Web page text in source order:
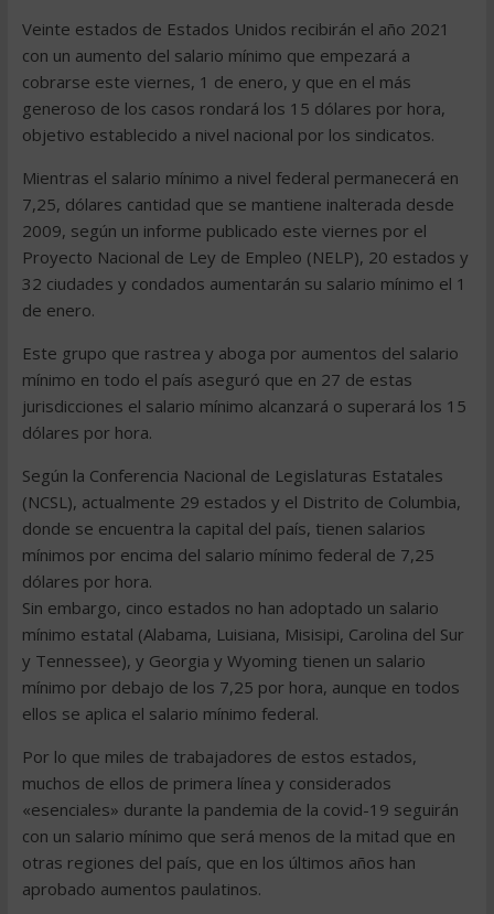
Veinte estados de Estados Unidos recibirán el año 2021
con un aumento del salario mínimo que empezará a
cobrarse este viernes, 1 de enero, y que en el más
generoso de los casos rondará los 15 dólares por hora,
objetivo establecido a nivel nacional por los sindicatos.
Mientras el salario mínimo a nivel federal permanecerá en
7,25, dólares cantidad que se mantiene inalterada desde
2009, según un informe publicado este viernes por el
Proyecto Nacional de Ley de Empleo (NELP), 20 estados y
32 ciudades y condados aumentarán su salario mínimo el 1
de enero.
Este grupo que rastrea y aboga por aumentos del salario
mínimo en todo el país aseguró que en 27 de estas
jurisdicciones el salario mínimo alcanzará o superará los 15
dólares por hora.
Según la Conferencia Nacional de Legislaturas Estatales
(NCSL), actualmente 29 estados y el Distrito de Columbia,
donde se encuentra la capital del país, tienen salarios
mínimos por encima del salario mínimo federal de 7,25
dólares por hora.
Sin embargo, cinco estados no han adoptado un salario
mínimo estatal (Alabama, Luisiana, Misisipi, Carolina del Sur
y Tennessee), y Georgia y Wyoming tienen un salario
mínimo por debajo de los 7,25 por hora, aunque en todos
ellos se aplica el salario mínimo federal.
Por lo que miles de trabajadores de estos estados,
muchos de ellos de primera línea y considerados
«esenciales» durante la pandemia de la covid-19 seguirán
con un salario mínimo que será menos de la mitad que en
otras regiones del país, que en los últimos años han
aprobado aumentos paulatinos.